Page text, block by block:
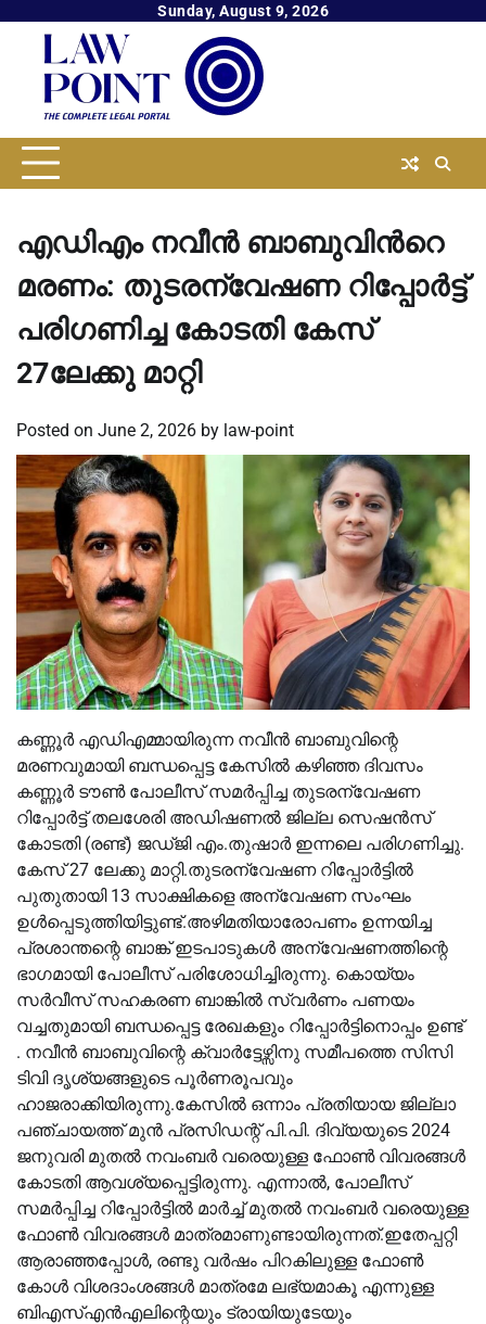
content
Sunday, August 9, 2026
എഡിഎം നവീൻ ബാബുവിന്‍റെ
മരണം: തുടരന്വേഷണ റിപ്പോര്‍ട്ട്
പരിഗണിച്ച കോടതി കേസ്
27ലേക്കു മാറ്റി
Posted on June 2, 2026 by law-point
കണ്ണൂർ എഡിഎമ്മായിരുന്ന നവീൻ ബാബുവിന്റെ
മരണവുമായി ബന്ധപ്പെട്ട കേസില്‍ കഴിഞ്ഞ ദിവസം
കണ്ണൂർ ടൗണ്‍ പോലീസ് സമർപ്പിച്ച തുടരന്വേഷണ
റിപ്പോർട്ട് തലശേരി അഡിഷണല്‍ ജില്ല സെഷൻസ്
കോടതി (രണ്ട്) ജഡ്ജി എം.തുഷാർ ഇന്നലെ പരിഗണിച്ചു.
കേസ് 27 ലേക്കു മാറ്റി.തുടരന്വേഷണ റിപ്പോർട്ടില്‍
പുതുതായി 13 സാക്ഷികളെ അന്വേഷണ സംഘം
ഉള്‍പ്പെടുത്തിയിട്ടുണ്ട്.അഴിമതിയാരോപണം ഉന്നയിച്ച
പ്രശാന്തന്റെ ബാങ്ക് ഇടപാടുകള്‍ അന്വേഷണത്തിന്റെ
ഭാഗമായി പോലീസ് പരിശോധിച്ചിരുന്നു. കൊയ്യം
സർവീസ് സഹകരണ ബാങ്കില്‍ സ്വർണം പണയം
വച്ചതുമായി ബന്ധപ്പെട്ട രേഖകളും റിപ്പോർട്ടിനൊപ്പം ഉണ്ട്
. നവീൻ ബാബുവിന്റെ ക്വാർട്ടേഴ്സിനു സമീപത്തെ സിസി
ടിവി ദൃശ്യങ്ങളുടെ പൂർണരൂപവും
ഹാജരാക്കിയിരുന്നു.കേസില്‍ ഒന്നാം പ്രതിയായ ജില്ലാ
പഞ്ചായത്ത് മുൻ പ്രസിഡന്റ് പി.പി. ദിവ്യയുടെ 2024
ജനുവരി മുതല്‍ നവംബർ വരെയുള്ള ഫോണ്‍ വിവരങ്ങള്‍
കോടതി ആവശ്യപ്പെട്ടിരുന്നു. എന്നാല്‍, പോലീസ്
സമർപ്പിച്ച റിപ്പോർട്ടില്‍ മാർച്ച്‌ മുതല്‍ നവംബർ വരെയുള്ള
ഫോണ്‍ വിവരങ്ങള്‍ മാത്രമാണുണ്ടായിരുന്നത്.ഇതേപ്പറ്റി
ആരാഞ്ഞപ്പോള്‍, രണ്ടു വർഷം പിറകിലുള്ള ഫോണ്‍
കോള്‍ വിശദാംശങ്ങള്‍ മാത്രമേ ലഭ്യമാകൂ എന്നുള്ള
ബിഎസ്‌എൻഎലിന്റെയും ട്രായിയുടേയും